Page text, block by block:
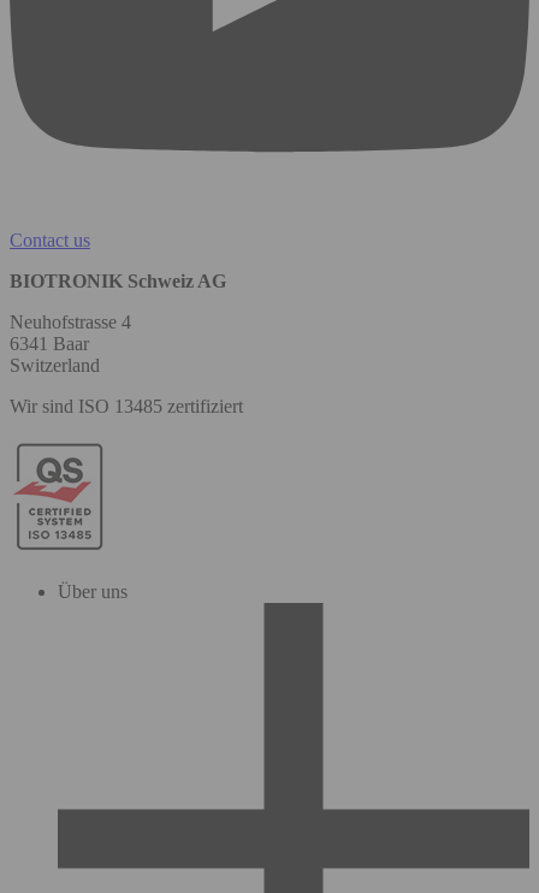
Contact us
BIOTRONIK Schweiz AG
Neuhofstrasse 4
6341 Baar
Switzerland
Wir sind ISO 13485 zertifiziert
Über uns